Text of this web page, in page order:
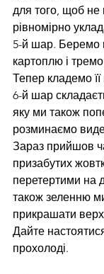
для того, щоб не
рівномірно
5-й шар. Беремо
картоплю і тремо
Тепер кладемо
6-й шар
яку ми також
розминаємо
Зараз прийшов
призабутих
перетертими на
також зеленню
прикрашати
Дайте
прохолоді.